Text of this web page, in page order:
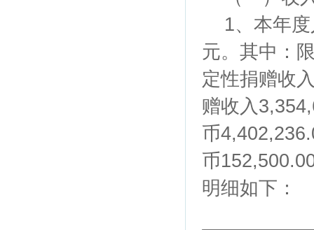
1、本年度
元。其中：
定性捐赠收
赠收入
币
币
明细如下：